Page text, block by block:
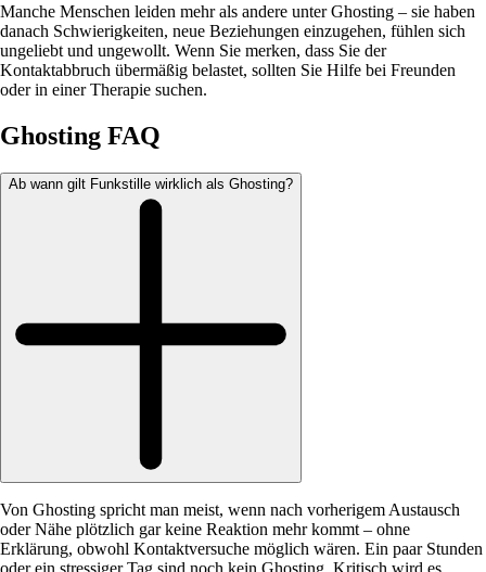
Manche Menschen leiden mehr als andere unter Ghosting – sie haben
danach Schwierigkeiten, neue Beziehungen einzugehen, fühlen sich
ungeliebt und ungewollt. Wenn Sie merken, dass Sie der
Kontaktabbruch übermäßig belastet, sollten Sie Hilfe bei Freunden
oder in einer Therapie suchen.
Ghosting FAQ
Ab wann gilt Funkstille wirklich als Ghosting?
Von Ghosting spricht man meist, wenn nach vorherigem Austausch
oder Nähe plötzlich gar keine Reaktion mehr kommt – ohne
Erklärung, obwohl Kontaktversuche möglich wären. Ein paar Stunden
oder ein stressiger Tag sind noch kein Ghosting. Kritisch wird es,